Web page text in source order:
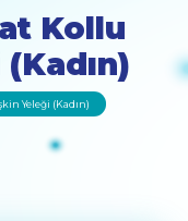
Kollu
Yeleği (Kadın)